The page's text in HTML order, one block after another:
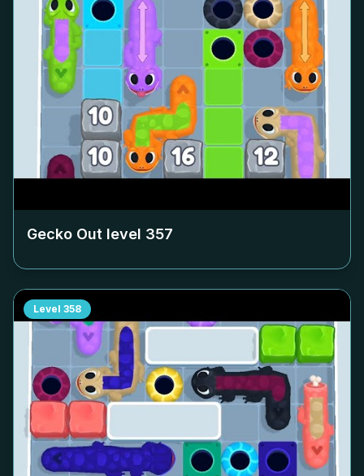
Gecko Out level 357
Level 358